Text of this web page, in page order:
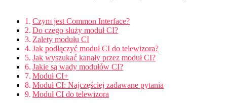
Czym jest Common Interface?
Do czego służy moduł CI?
Zalety modułu CI
Jak podłączyć moduł CI do telewizora?
Jak wyszukać kanały przez moduł CI?
Jakie są wady modułów CI?
Moduł CI+
Moduł CI: Najczęściej zadawane pytania
Moduł CI do telewizora